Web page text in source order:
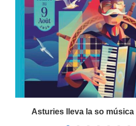
Asturies lleva la so